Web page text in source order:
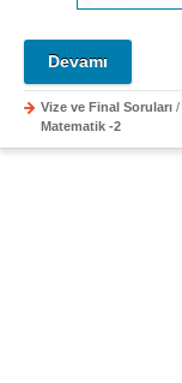
Devamı
Vize ve Final Soruları /
Matematik -2